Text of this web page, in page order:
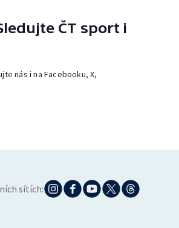
ČT sport i
nás i na Facebooku, X,
sítích: